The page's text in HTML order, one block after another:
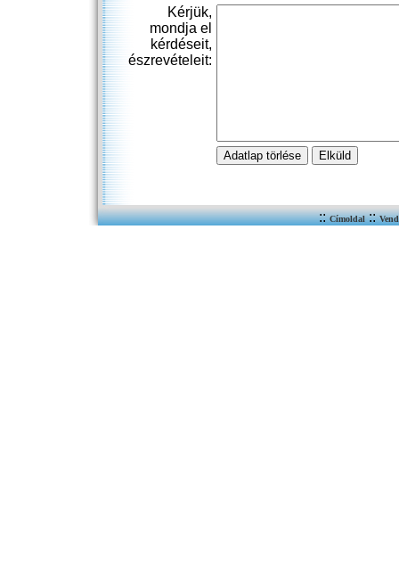
Kérjük,
mondja el
kérdéseit,
észrevételeit:
::Címoldal::